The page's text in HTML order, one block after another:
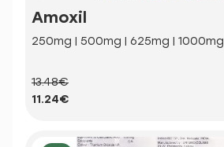
Amoxil
250mg | 500mg | 625mg | 1000mg
13.48€
11.24€